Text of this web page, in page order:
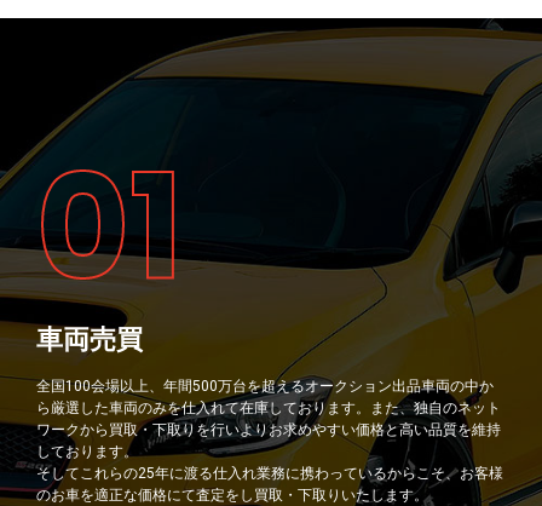
01
車両売買
全国100会場以上、年間500万台を超えるオークション出品車両の中か
ら厳選した車両のみを仕入れて在庫しております。また、独自のネット
ワークから買取・下取りを行いよりお求めやすい価格と高い品質を維持
しております。
そしてこれらの25年に渡る仕入れ業務に携わっているからこそ、お客様
のお車を適正な価格にて査定をし買取・下取りいたします。